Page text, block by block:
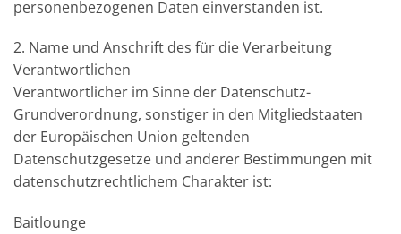
personenbezogenen Daten einverstanden ist.
2. Name und Anschrift des für die Verarbeitung
Verantwortlichen
Verantwortlicher im Sinne der Datenschutz-
Grundverordnung, sonstiger in den Mitgliedstaaten
der Europäischen Union geltenden
Datenschutzgesetze und anderer Bestimmungen mit
datenschutzrechtlichem Charakter ist:
Baitlounge